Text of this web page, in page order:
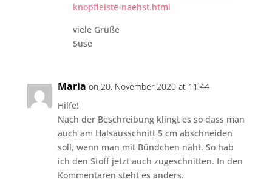
knopfleiste-naehst.html
viele Grüße
Suse
Maria on 20. November 2020 at 11:44
Hilfe!
Nach der Beschreibung klingt es so dass man
auch am Halsausschnitt 5 cm abschneiden
soll, wenn man mit Bündchen näht. So hab
ich den Stoff jetzt auch zugeschnitten. In den
Kommentaren steht es anders.